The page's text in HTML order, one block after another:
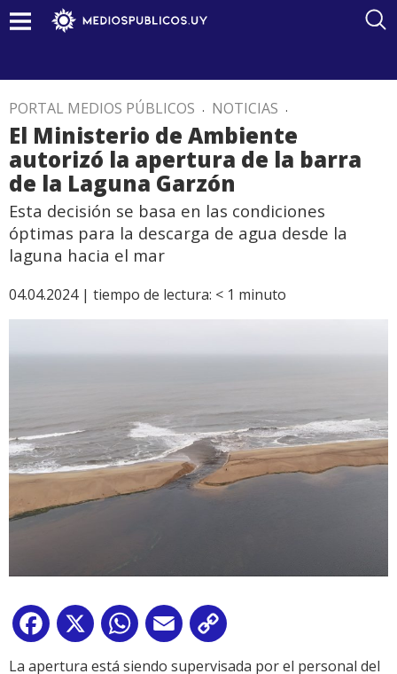
PORTAL MEDIOS PÚBLICOS . NOTICIAS .
El Ministerio de Ambiente
autorizó la apertura de la barra
de la Laguna Garzón
Esta decisión se basa en las condiciones
óptimas para la descarga de agua desde la
laguna hacia el mar
04.04.2024 | tiempo de lectura: < 1 minuto
Facebook
X WhatsApp
Email
Link
La apertura está siendo supervisada por el personal del